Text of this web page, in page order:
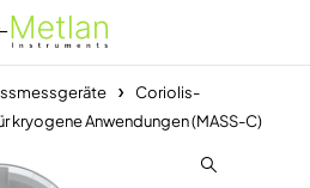
Coriolis-
kryogene Anwendungen (MASS-C)